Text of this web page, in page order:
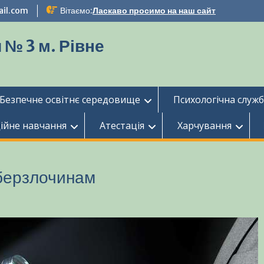
Вітаємо:Ласкаво просимо на наш сайт
№ 3 м. Рівне
Безпечне освітнє середовище Психологічна
навчання Атестація Харчування